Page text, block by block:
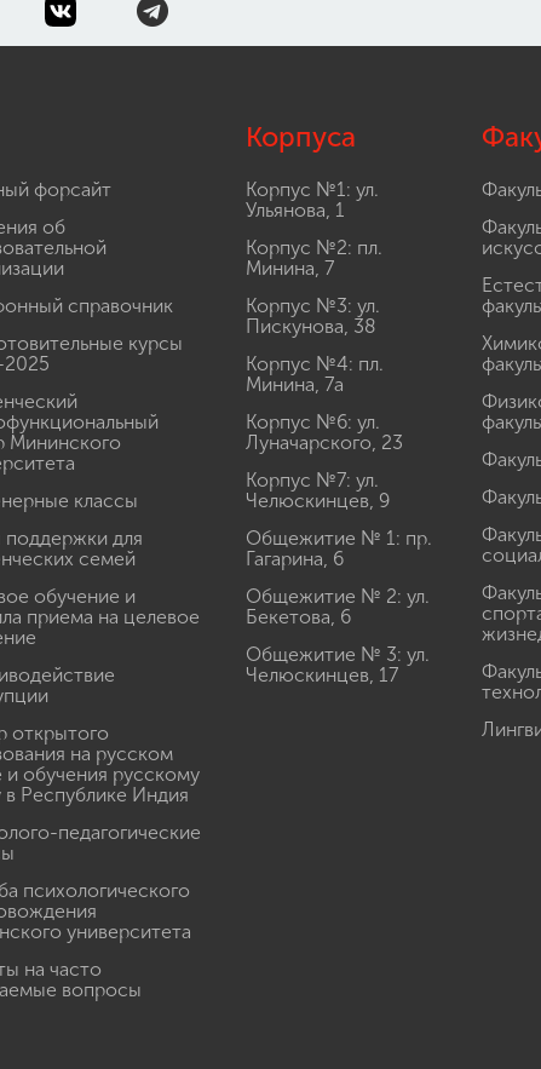
форсайт
об
справочник
курсы
Мининского
классы
для
семей
обучение и
приема на целевое
открытого
на русском
и обучения русскому
в Республике Индия
педагогические
психологического
университета
на часто
вопросы
Корпуса
Корпус №1: ул.
Ульянова, 1
Корпус №2: пл.
Минина, 7
Корпус №3: ул.
Пискунова, 38
Корпус №4: пл.
Минина, 7а
Корпус №6: ул.
Луначарского, 23
Корпус №7: ул.
Челюскинцев, 9
Общежитие № 1: пр.
Гагарина, 6
Общежитие № 2: ул.
Бекетова, 6
Общежитие № 3: ул.
Челюскинцев, 17